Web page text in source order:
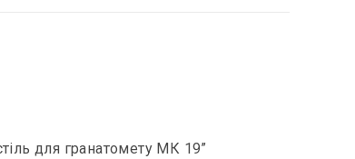
для гранатомету МК 19”